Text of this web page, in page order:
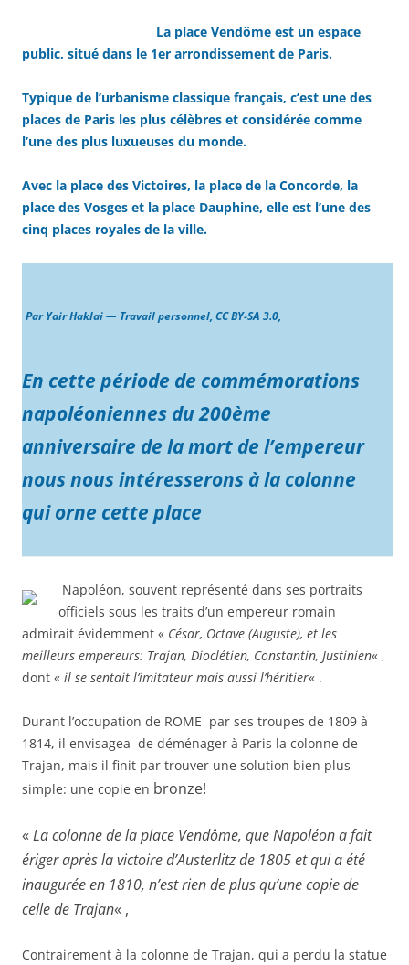
La place Vendôme est un espace
public, situé dans le 1er arrondissement de Paris.
Typique de l’urbanisme classique français, c’est une des
places de Paris les plus célèbres et considérée comme
l’une des plus luxueuses du monde.
Avec la place des Victoires, la place de la Concorde, la
place des Vosges et la place Dauphine, elle est l’une des
cinq places royales de la ville.
Par Yair Haklai — Travail personnel, CC BY-SA 3.0,
En cette période de commémorations
napoléoniennes du 200ème
anniversaire de la mort de l’empereur
nous nous intéresserons à la colonne
qui orne cette place
Napoléon, souvent représenté dans ses portraits
officiels sous les traits d’un empereur romain
admirait évidemment « César, Octave (Auguste), et les
meilleurs empereurs: Trajan, Dioclétien, Constantin, Justinien« ,
dont « il se sentait l’imitateur mais aussi l’héritier« .
Durant l’occupation de ROME par ses troupes de 1809 à
1814, il envisagea de déménager à Paris la colonne de
Trajan, mais il finit par trouver une solution bien plus
simple: une copie en bronze!
« La colonne de la place Vendôme, que Napoléon a fait
ériger après la victoire d’Austerlitz de 1805 et qui a été
inaugurée en 1810, n’est rien de plus qu’une copie de
celle de Trajan« ,
Contrairement à la colonne de Trajan, qui a perdu la statue